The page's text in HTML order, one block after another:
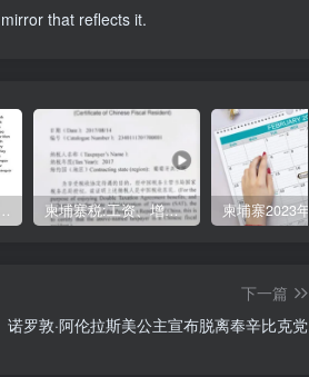
that reflects it.
区与分区名称分布 柬埔寨税:工资、增值、预扣、利润、专利、产业、注册税
下一篇
诺罗敦·阿伦拉斯美公主宣布脱离奉辛比克党